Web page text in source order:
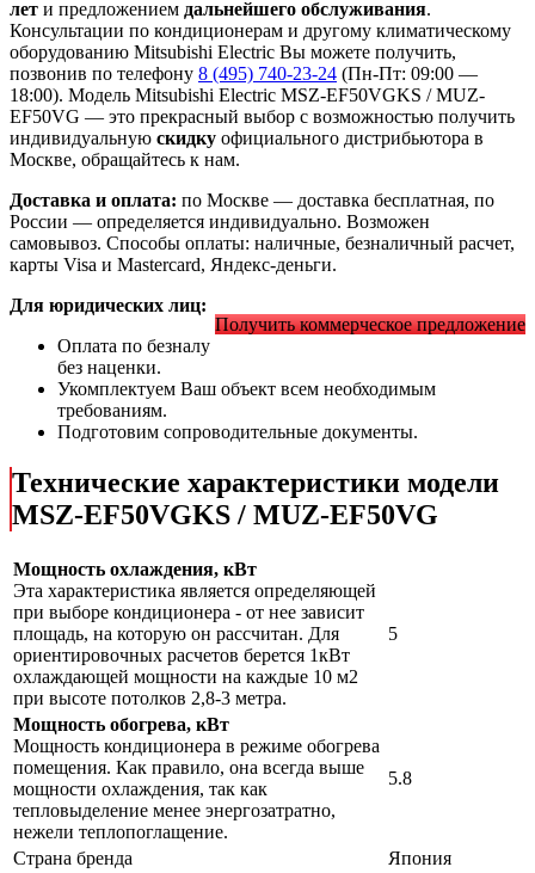
лет и предложением дальнейшего обслуживания.
Консультации по кондиционерам и другому климатическому
оборудованию Mitsubishi Electric Вы можете получить,
позвонив по телефону 8 (495) 740-23-24 (Пн-Пт: 09:00 —
18:00). Модель Mitsubishi Electric MSZ-EF50VGKS / MUZ-
EF50VG — это прекрасный выбор с возможностью получить
индивидуальную скидку официального дистрибьютора в
Москве, обращайтесь к нам.
Доставка и оплата: по Москве — доставка бесплатная, по
России — определяется индивидуально. Возможен
самовывоз. Способы оплаты: наличные, безналичный расчет,
карты Visa и Mastercard, Яндекс-деньги.
Получить коммерческое предложение
Для юридических лиц:
Оплата по безналу
без наценки.
Укомплектуем Ваш объект всем необходимым
требованиям.
Подготовим сопроводительные документы.
Технические характеристики модели
MSZ-EF50VGKS / MUZ-EF50VG
Мощность охлаждения, кВт
Эта характеристика является определяющей
при выборе кондиционера - от нее зависит
площадь, на которую он рассчитан. Для
ориентировочных расчетов берется 1кВт
охлаждающей мощности на каждые 10 м2
при высоте потолков 2,8-3 метра.
5
Мощность обогрева, кВт
Мощность кондиционера в режиме обогрева
помещения. Как правило, она всегда выше
мощности охлаждения, так как
тепловыделение менее энергозатратно,
нежели теплопоглащение.
5.8
Страна бренда
Япония